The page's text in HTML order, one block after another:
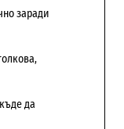
заради
да